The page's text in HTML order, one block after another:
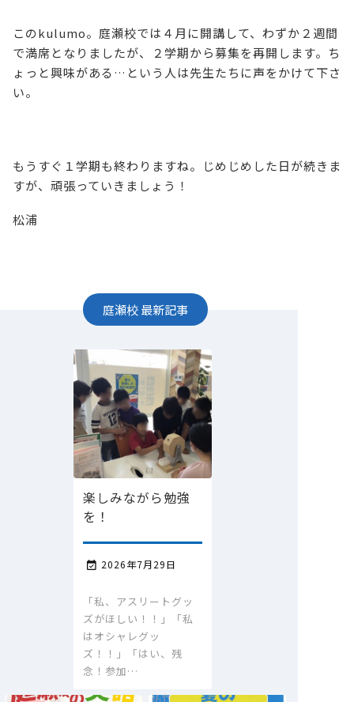
このkulumo。庭瀬校では４月に開講して、わずか２週間
で満席となりましたが、２学期から募集を再開します。ち
ょっと興味がある…という人は先生たちに声をかけて下さ
い。
もうすぐ１学期も終わりますね。じめじめした日が続きま
すが、頑張っていきましょう！
松浦
庭瀬校最新記事
楽しみながら勉強
を！
 2026年7月29日
「私、アスリートグッ
ズがほしい！！」「私
はオシャレグッ
ズ！！」「はい、残
念！参加…